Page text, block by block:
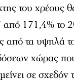
του
από 171,4% το
από τα υψηλά
χώρας
σε